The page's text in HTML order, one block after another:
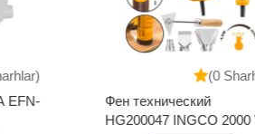
EFN-
(0
Фен технический
HG200047 INGCO 2000